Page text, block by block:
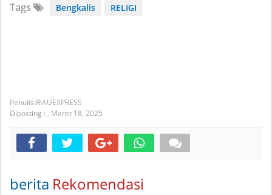
Tags Bengkalis RELIGI
RIAUEXPRESS
Diposting : , Maret 18, 2025
berita Rekomendasi